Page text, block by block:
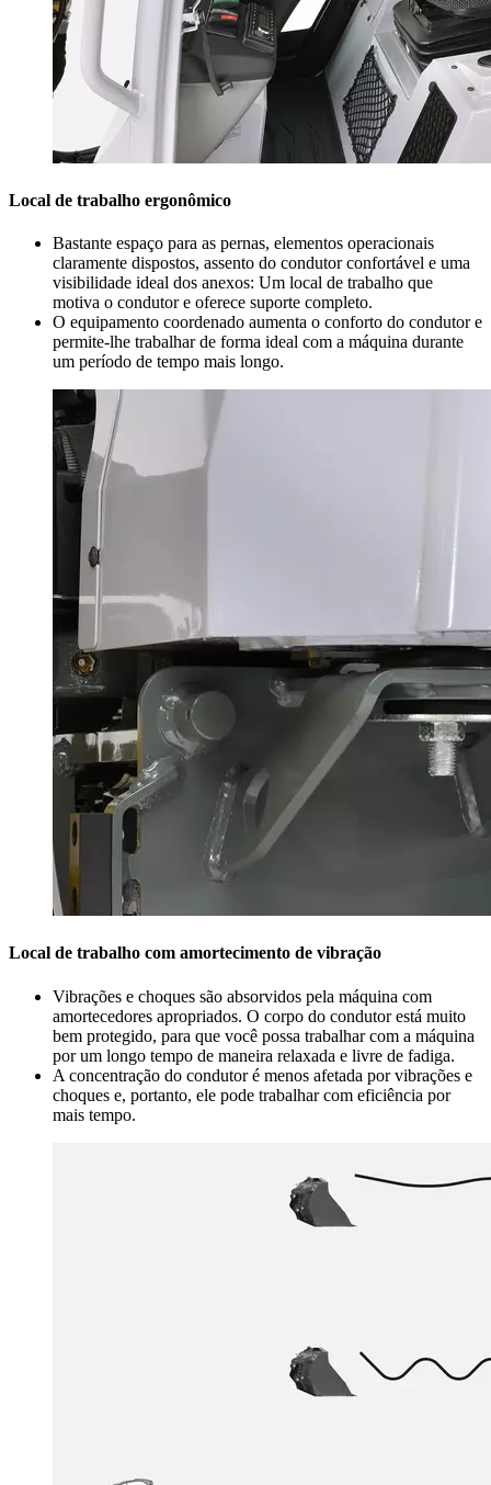
Local de trabalho ergonômico
Bastante espaço para as pernas, elementos operacionais
claramente dispostos, assento do condutor confortável e uma
visibilidade ideal dos anexos: Um local de trabalho que
motiva o condutor e oferece suporte completo.
O equipamento coordenado aumenta o conforto do condutor e
permite-lhe trabalhar de forma ideal com a máquina durante
um período de tempo mais longo.
Local de trabalho com amortecimento de vibração
Vibrações e choques são absorvidos pela máquina com
amortecedores apropriados. O corpo do condutor está muito
bem protegido, para que você possa trabalhar com a máquina
por um longo tempo de maneira relaxada e livre de fadiga.
A concentração do condutor é menos afetada por vibrações e
choques e, portanto, ele pode trabalhar com eficiência por
mais tempo.